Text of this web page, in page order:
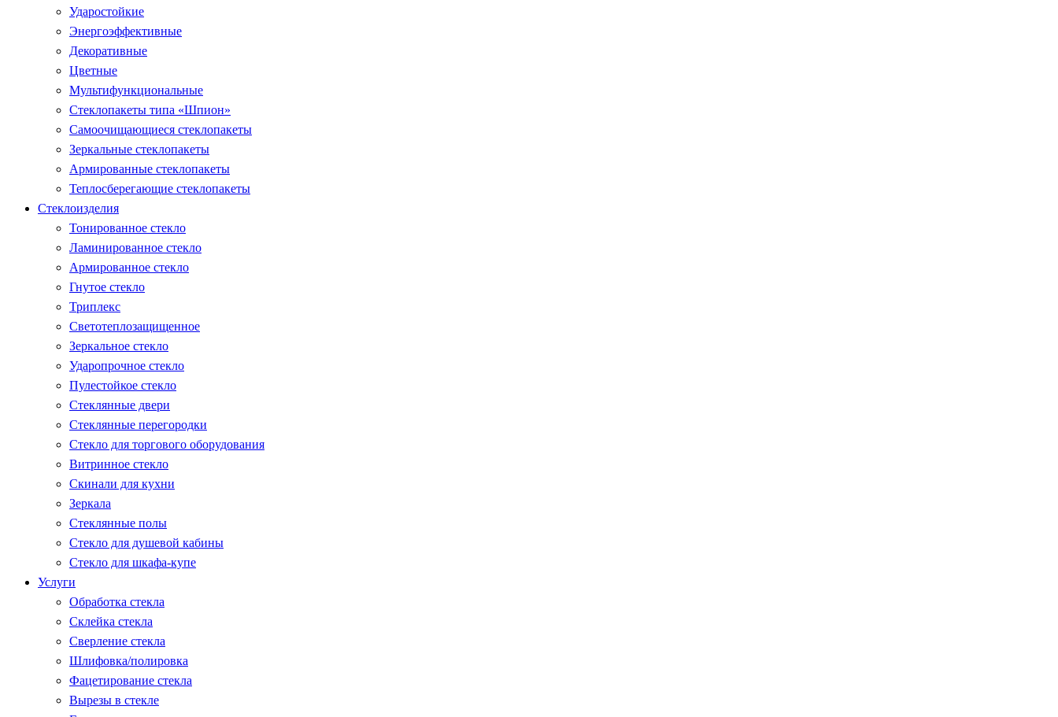
Ударостойкие
Энергоэффективные
Декоративные
Цветные
Мультифункциональные
Стеклопакеты типа «Шпион»
Самоочищающиеся стеклопакеты
Зеркальные стеклопакеты
Армированные стеклопакеты
Теплосберегающие стеклопакеты
Стеклоизделия
Тонированное стекло
Ламинированное стекло
Армированное стекло
Гнутое стекло
Триплекс
Светотеплозащищенное
Зеркальное стекло
Ударопрочное стекло
Пулестойкое стекло
Стеклянные двери
Стеклянные перегородки
Стекло для торгового оборудования
Витринное стекло
Скинали для кухни
Зеркала
Стеклянные полы
Стекло для душевой кабины
Стекло для шкафа-купе
Услуги
Обработка стекла
Склейка стекла
Сверление стекла
Шлифовка/полировка
Фацетирование стекла
Вырезы в стекле